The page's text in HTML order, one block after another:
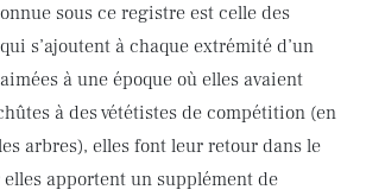
sous ce registre est celle des
s’ajoutent à chaque extrémité d’un
à une époque où elles avaient
à des vététistes de compétition (en
arbres), elles font leur retour dans le
apportent un supplément de